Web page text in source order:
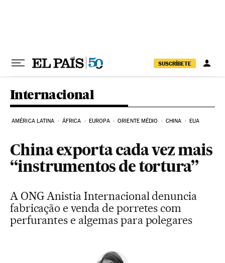
SUSCRÍBETE
Internacional
AMÉRICA LATINA ÁFRICA EUROPA ORIENTE MÉDIO CHINA EUA
China exporta cada vez mais
“instrumentos de tortura”
A ONG Anistia Internacional denuncia
fabricação e venda de porretes com
perfurantes e algemas para polegares